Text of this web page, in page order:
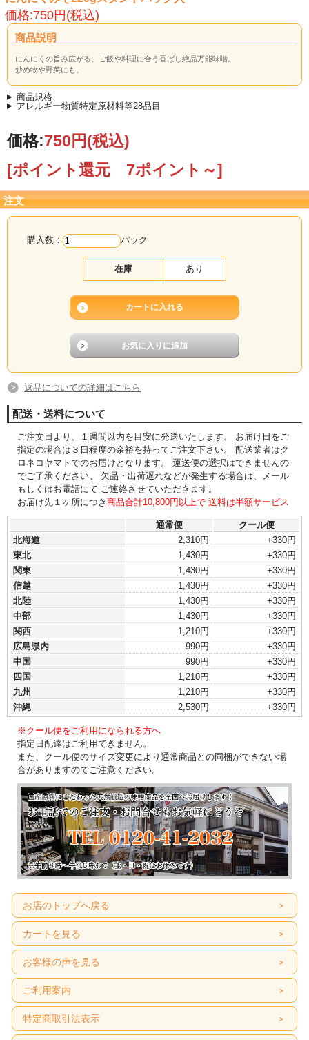
価格:750円(税込)
商品説明
にんにくの旨み広がる、ご飯や料理に合う香ばし絶品万能味噌。
炒め物や野菜にも。
商品規格
アレルギー物質特定原材料等28品目
価格:750円(税込)
[ポイント還元 7ポイント～]
注文
購入数： パック
在庫 あり
返品についての詳細はこちら
配送・送料について
ご注文日より、１週間以内を目安に発送いたします。 お届け日をご
指定の場合は３日程度の余裕を持ってご注文下さい。 配送業者はク
ロネコヤマトでのお届けとなります。 運送便の選択はできませんの
でご了承ください。 欠品・出荷遅れなどが発生する場合は、メール
もしくはお電話にて ご連絡させていただきます。
お届け先１ヶ所につき 商品合計10,800円以上で 送料は半額サービス
通常便
クール便
北海道
2,310円
+330円
東北
1,430円
+330円
関東
1,430円
+330円
信越
1,430円
+330円
北陸
1,430円
+330円
中部
1,430円
+330円
関西
1,210円
+330円
広島県内
990円
+330円
中国
990円
+330円
四国
1,210円
+330円
九州
1,210円
+330円
沖縄
2,530円 +330円
※クール便をご利用になられる方へ
指定日配達はご利用できません。
また、クール便のサイズ変更により通常商品との同梱ができない場
合がありますのでご注意ください。
お店のトップへ戻る
カートを見る
お客様の声を見る
ご利用案内
特定商取引法表示